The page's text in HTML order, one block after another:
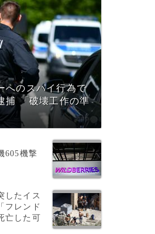
へのスパイ行為で
捕 「破壊工作の準
605機撃
したイス
フレンド
亡した可